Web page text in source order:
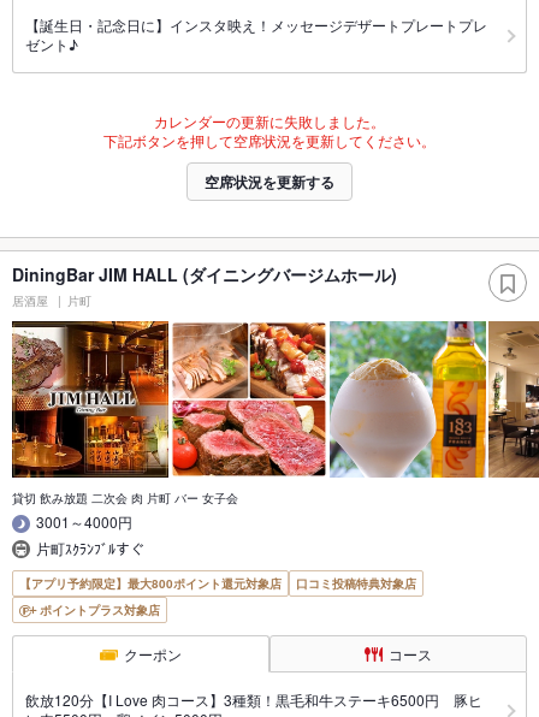
【誕生日・記念日に】インスタ映え！メッセージデザートプレートプレ
ゼント♪
カレンダーの更新に失敗しました。
下記ボタンを押して空席状況を更新してください。
空席状況を更新する
DiningBar JIM HALL (ダイニングバージムホール)
居酒屋 片町
貸切 飲み放題 二次会 肉 片町 バー 女子会
3001～4000円
片町ｽｸﾗﾝﾌﾞﾙすぐ
【アプリ予約限定】最大800ポイント還元対象店
口コミ投稿特典対象店
ポイントプラス対象店
クーポン コース
飲放120分【I Love 肉コース】3種類！黒毛和牛ステーキ6500円 豚ヒ